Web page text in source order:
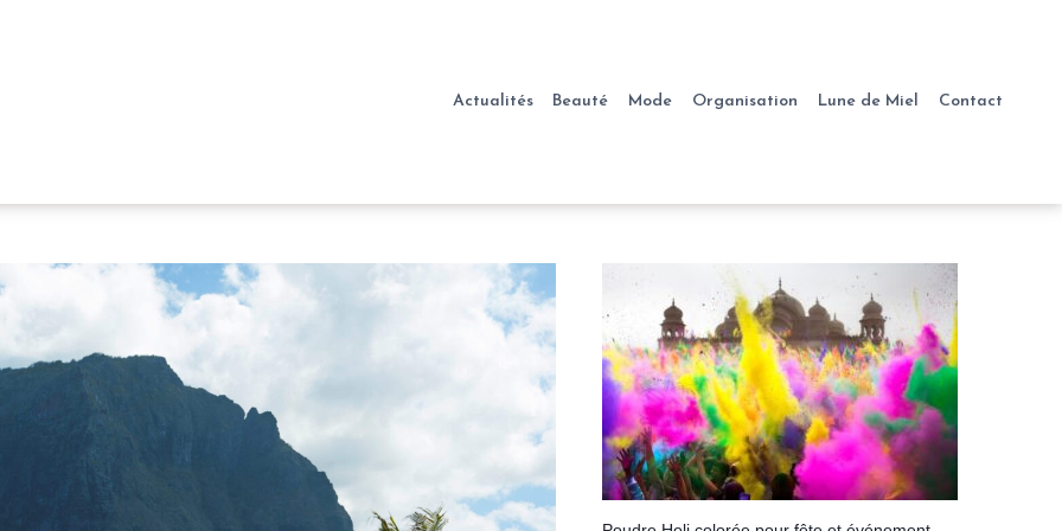
Actualités Beauté Mode Organisation Lune de Miel Contact